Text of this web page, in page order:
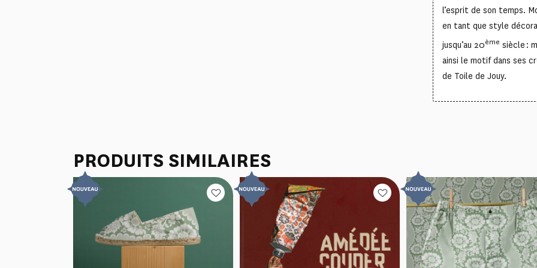
l’esprit de son temps.
en tant que style
jusqu’au 20ème siècle :
ainsi le motif dans ses
de Toile de Jouy.
PRODUITS SIMILAIRES